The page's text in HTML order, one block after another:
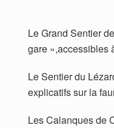
Le Grand Sentier
gare »,accessibles
Le Sentier du
explicatifs sur la
Les Calanques de